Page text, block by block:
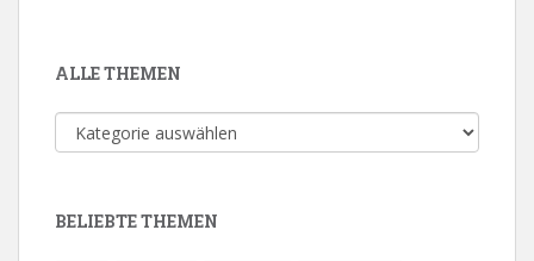
ALLE THEMEN
Alle
Themen
BELIEBTE THEMEN